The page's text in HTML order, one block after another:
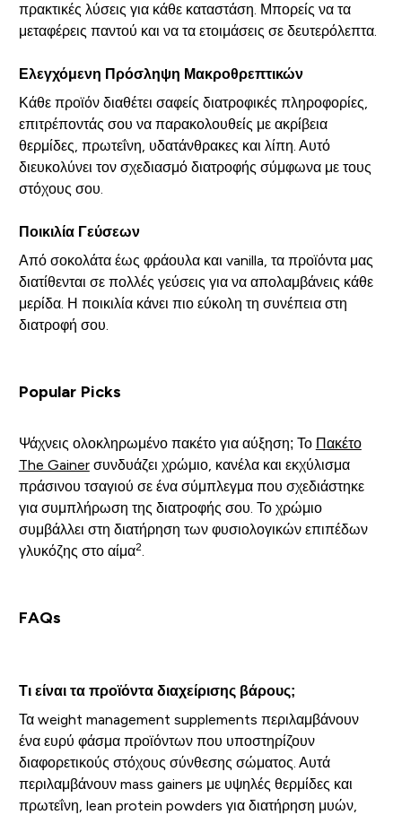
πρακτικές λύσεις για κάθε καταστάση. Μπορείς να τα
μεταφέρεις παντού και να τα ετοιμάσεις σε δευτερόλεπτα.
Ελεγχόμενη Πρόσληψη Μακροθρεπτικών
Κάθε προϊόν διαθέτει σαφείς διατροφικές πληροφορίες,
επιτρέποντάς σου να παρακολουθείς με ακρίβεια
θερμίδες, πρωτεΐνη, υδατάνθρακες και λίπη. Αυτό
διευκολύνει τον σχεδιασμό διατροφής σύμφωνα με τους
στόχους σου.
Ποικιλία Γεύσεων
Από σοκολάτα έως φράουλα και vanilla, τα προϊόντα μας
διατίθενται σε πολλές γεύσεις για να απολαμβάνεις κάθε
μερίδα. Η ποικιλία κάνει πιο εύκολη τη συνέπεια στη
διατροφή σου.
Popular Picks
Ψάχνεις ολοκληρωμένο πακέτο για αύξηση; Το Πακέτο
The Gainerσυνδυάζει χρώμιο, κανέλα και εκχύλισμα
πράσινου τσαγιού σε ένα σύμπλεγμα που σχεδιάστηκε
για συμπλήρωση της διατροφής σου. Το χρώμιο
συμβάλλει στη διατήρηση των φυσιολογικών επιπέδων
γλυκόζης στο αίμα2.
FAQs
Τι είναι τα προϊόντα διαχείρισης βάρους;
Τα weight management supplements περιλαμβάνουν
ένα ευρύ φάσμα προϊόντων που υποστηρίζουν
διαφορετικούς στόχους σύνθεσης σώματος. Αυτά
περιλαμβάνουν mass gainers με υψηλές θερμίδες και
πρωτεΐνη, lean protein powders για διατήρηση μυών,